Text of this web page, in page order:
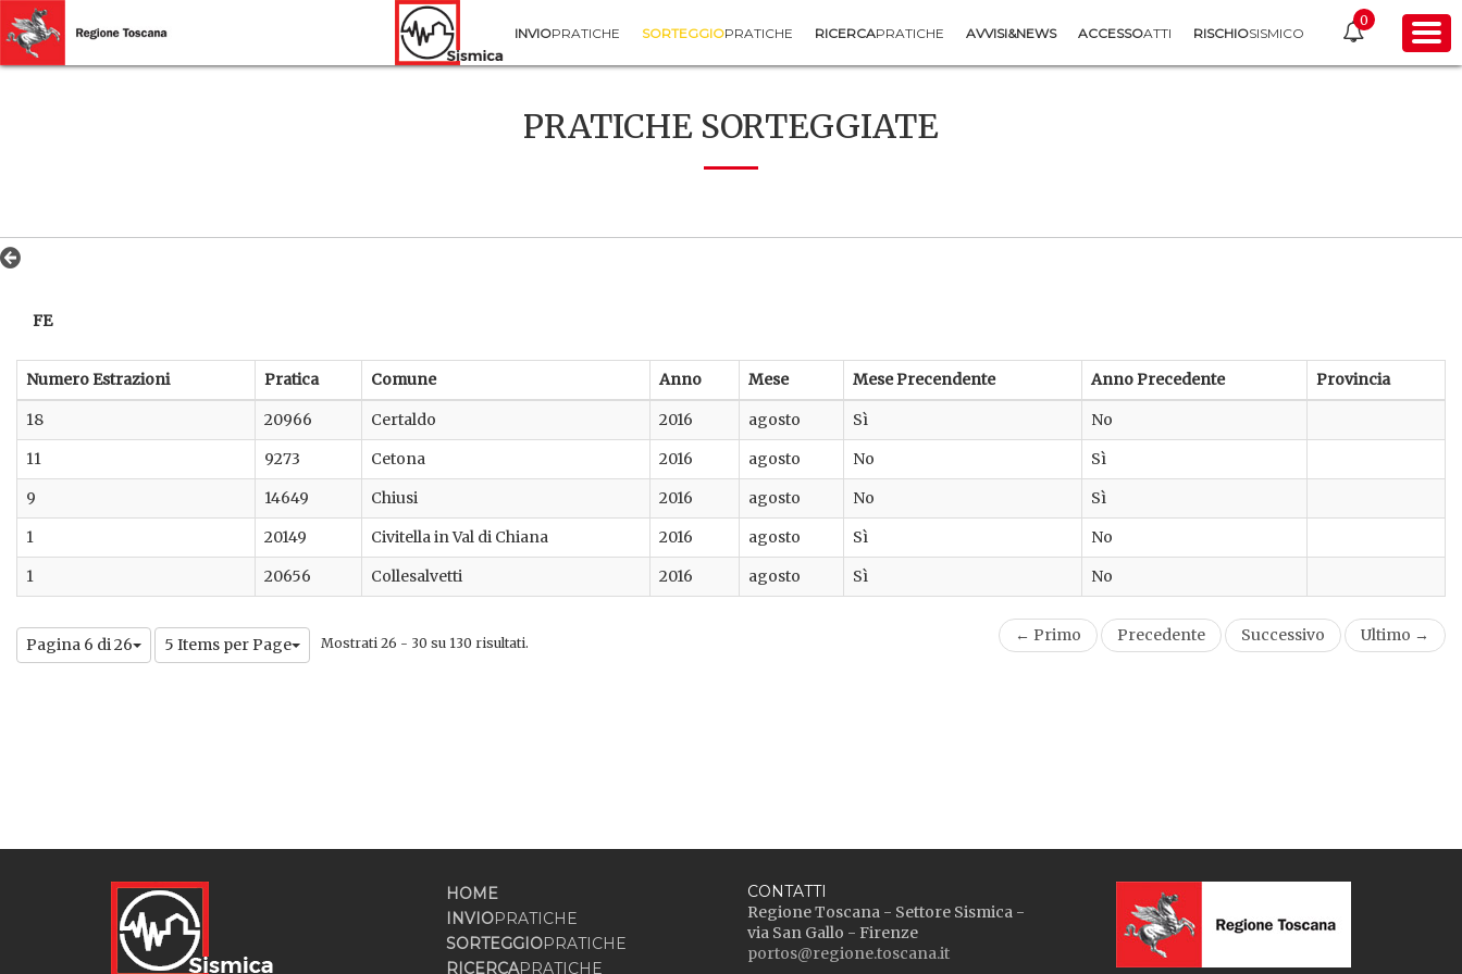
INVIOPRATICHE SORTEGGIOPRATICHE RICERCAPRATICHE AVVISI&NEWS ACCESSOATTI RISCHIOSISMICO
0
PRATICHE SORTEGGIATE
FE
Numero Estrazioni Pratica Comune Anno Mese Mese Precendente Anno Precedente Provincia
18 20966 Certaldo 2016 agosto Sì
No
11
9273 Cetona 2016 agosto No
Sì
9
14649 Chiusi 2016 agosto No
Sì
1
20149 Civitella in Val di Chiana 2016 agosto Sì
No
1
20656 Collesalvetti 2016 agosto Sì No
Pagina 6 di 26 5 Items per Page Mostrati 26 - 30 su 130 risultati. ← Primo Precedente Successivo Ultimo →
HOME
INVIOPRATICHE
SORTEGGIOPRATICHE
RICERCAPRATICHE
CONTATTI
Regione Toscana - Settore Sismica -
via San Gallo - Firenze
portos@regione.toscana.it